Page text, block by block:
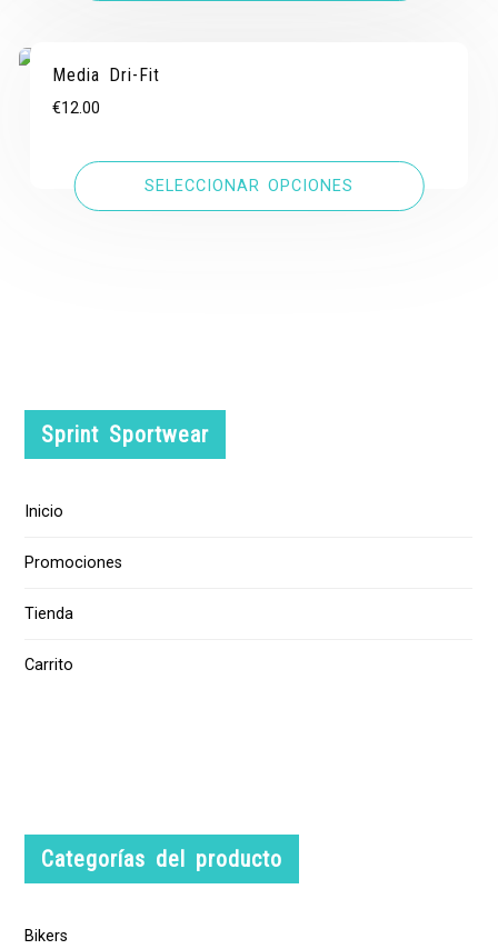
Media Dri-Fit
€12.00
SELECCIONAR OPCIONES
Sprint Sportwear
Inicio
Promociones
Tienda
Carrito
Categorías del producto
Bikers